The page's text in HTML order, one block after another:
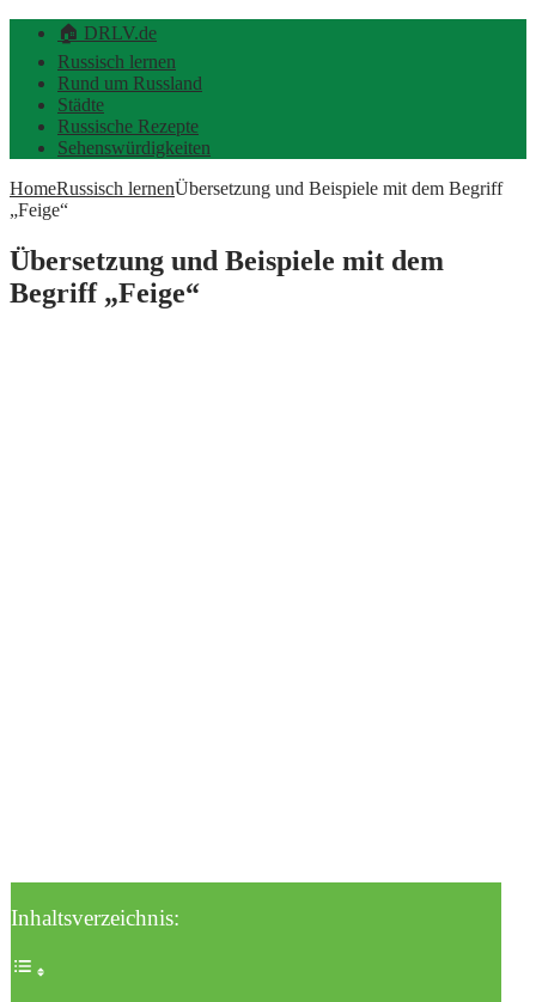
🏠 DRLV.de
Russisch lernen
Rund um Russland
Städte
Russische Rezepte
Sehenswürdigkeiten
HomeRussisch lernenÜbersetzung und Beispiele mit dem Begriff
„Feige“
Übersetzung und Beispiele mit dem
Begriff „Feige“
Inhaltsverzeichnis: